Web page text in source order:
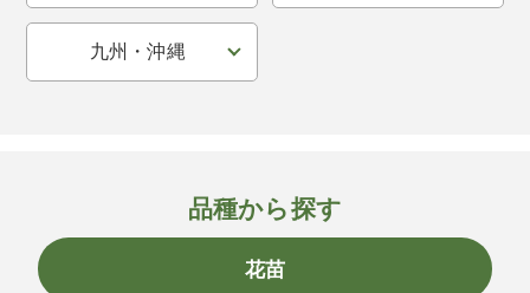
九州・沖縄
品種から探す
花苗